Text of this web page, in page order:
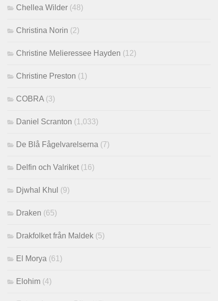
Chellea Wilder (48)
Christina Norin (2)
Christine Melieressee Hayden (12)
Christine Preston (1)
COBRA (3)
Daniel Scranton (1,033)
De Blå Fågelvarelserna (7)
Delfin och Valriket (16)
Djwhal Khul (9)
Draken (65)
Drakfolket från Maldek (5)
El Morya (61)
Elohim (4)